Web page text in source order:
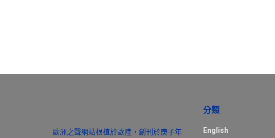
歐洲之聲網站根植於歐陸，創刊於庚子年
分類
English